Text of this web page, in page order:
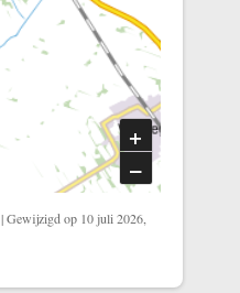
+
–
|Gewijzigd op 10 juli 2026,